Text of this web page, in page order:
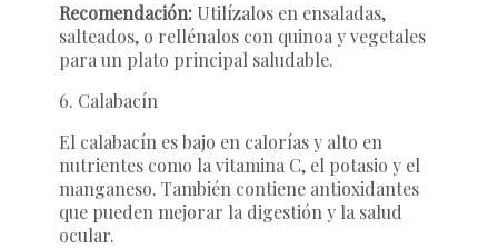
Recomendación:Utilízalos en ensaladas,
salteados, o rellénalos con quinoa y vegetales
para un plato principal saludable.
6. Calabacín
El calabacín es bajo en calorías y alto en
nutrientes como la vitamina C, el potasio y el
manganeso. También contiene antioxidantes
que pueden mejorar la digestión y la salud
ocular.